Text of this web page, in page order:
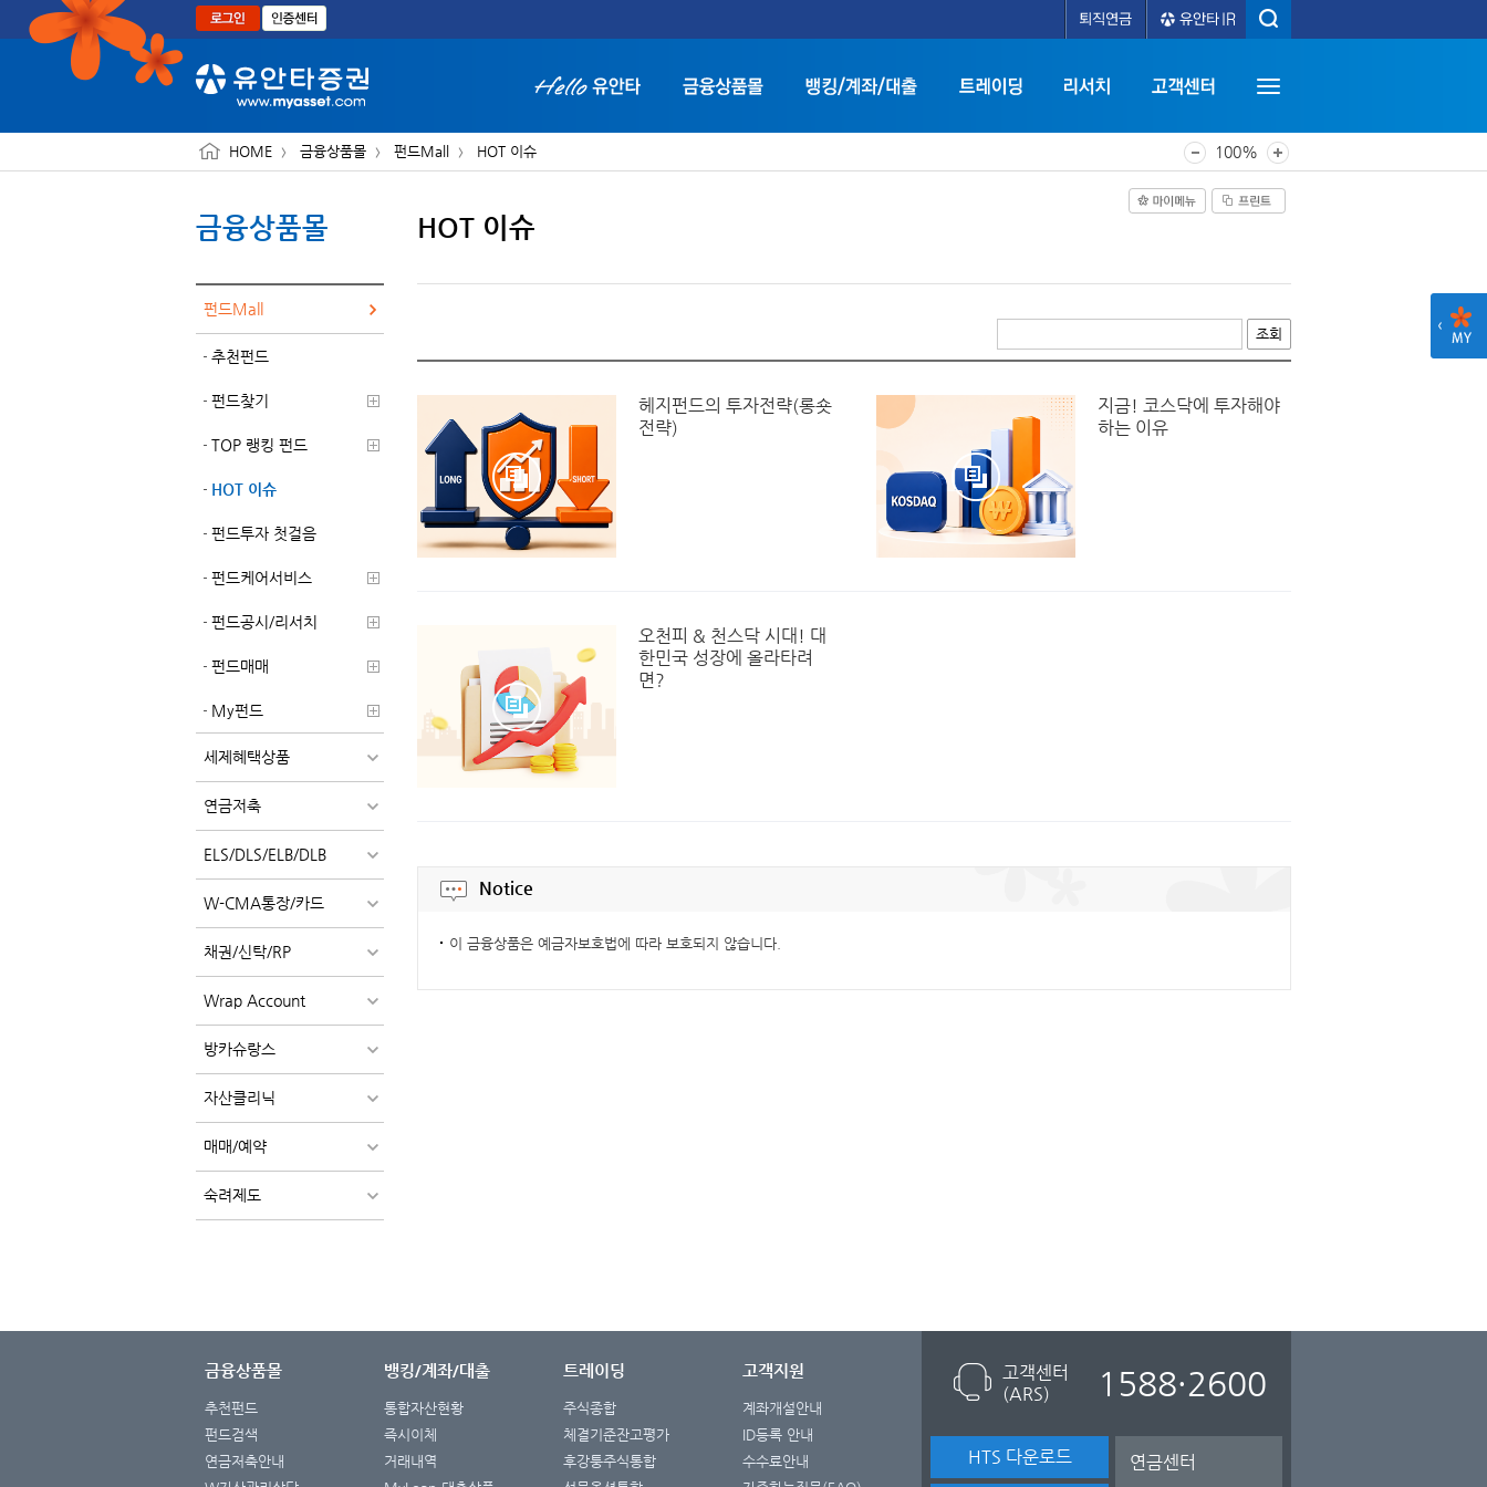
본문으로 바로가기
HOME 금융상품몰 펀드Mall HOT 이슈 100%
금융상품몰
펀드Mall
추천펀드
펀드찾기
TOP 랭킹 펀드
HOT 이슈
펀드투자 첫걸음
펀드케어서비스
펀드공시/리서치
펀드매매
My펀드
세제혜택상품
연금저축
ELS/DLS/ELB/DLB
W-CMA통장/카드
채권/신탁/RP
Wrap Account
방카슈랑스
자산클리닉
매매/예약
숙려제도
HOT 이슈
조회
헤지펀드의 투자전략(롱숏
전략)
지금! 코스닥에 투자해야
하는 이유
오천피 & 천스닥 시대! 대
한민국 성장에 올라타려
면?
Notice
이 금융상품은 예금자보호법에 따라 보호되지 않습니다.
금융상품몰
추천펀드
펀드검색
연금저축안내
뱅킹/계좌/대출
통합자산현황
즉시이체
거래내역
트레이딩
주식종합
체결기준잔고평가
후강퉁주식통합
고객지원
계좌개설안내
ID등록 안내
수수료안내
고객센터
(ARS)
1588·2600
HTS 다운로드 연금센터